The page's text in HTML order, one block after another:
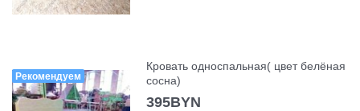
Рекомендуем
Кровать односпальная( цвет белёная
сосна)
395BYN